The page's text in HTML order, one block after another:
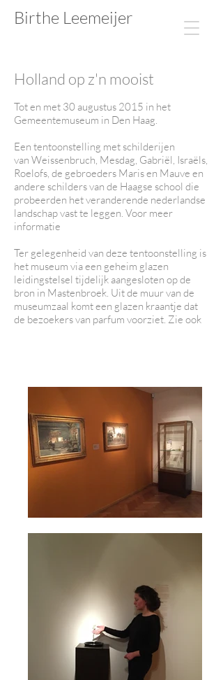
Birthe Leemeijer​​​​
Holland op z'n mooist
Tot en met 30 augustus 2015 in het
Gemeentemuseum in Den Haag.
Een tentoonstelling met schilderijen
van Weissenbruch, Mesdag, Gabriël, Israëls,
Roelofs, de gebroeders Maris en Mauve en
andere schilders van de Haagse school die
probeerden het veranderende nederlandse
landschap vast te leggen. Voor meer
informatie
Ter gelegenheid van deze tentoonstelling is
het museum via een geheim glazen
leidingstelsel tijdelijk aangesloten op de
bron in Mastenbroek. Uit de muur van de
museumzaal komt een glazen kraantje dat
de bezoekers van parfum voorziet. Zie ook